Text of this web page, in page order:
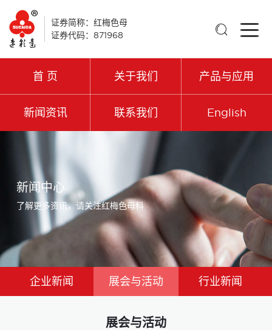
证券简称：红梅色母
证券代码：871968

首 页 关于我们 产品与应用
新闻资讯 联系我们 English
新闻中心
了解更多资讯，请关注红梅色母料
企业新闻 展会与活动 行业新闻
展会与活动